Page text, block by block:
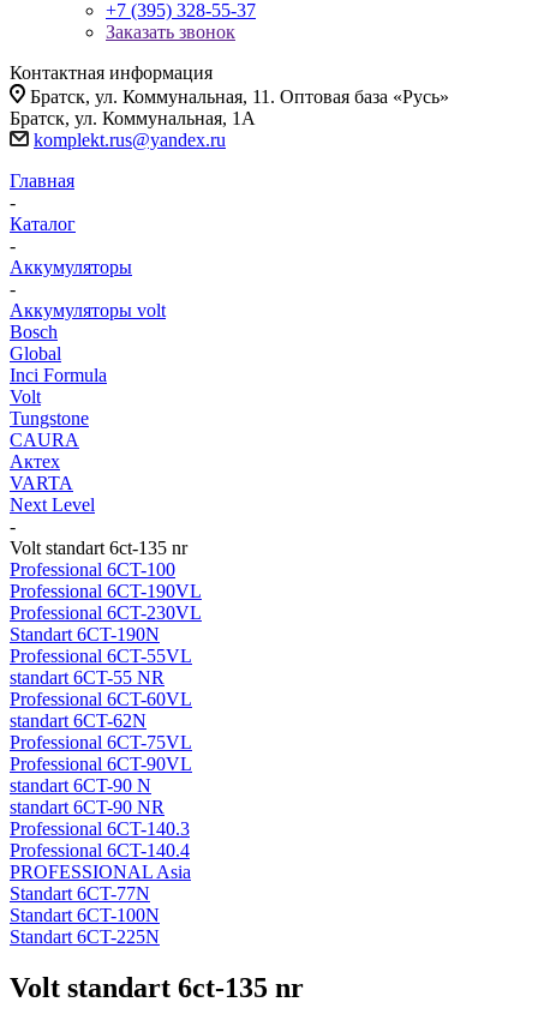
+7 (395) 328-55-37
Заказать звонок
Контактная информация
Братск, ул. Коммунальная, 11. Оптовая база «Русь»
Братск, ул. Коммунальная, 1А
komplekt.rus@yandex.ru
Главная
-
Каталог
-
Аккумуляторы
-
Аккумуляторы volt
Bosch
Global
Inci Formula
Volt
Tungstone
CAURA
Актех
VARTA
Next Level
-
Volt standart 6ct-135 nr
Professional 6CT-100
Professional 6CT-190VL
Professional 6CT-230VL
Standart 6CT-190N
Professional 6CT-55VL
standart 6CT-55 NR
Professional 6CT-60VL
standart 6CT-62N
Professional 6CT-75VL
Professional 6CT-90VL
standart 6CT-90 N
standart 6CT-90 NR
Professional 6CT-140.3
Professional 6CT-140.4
PROFESSIONAL Asia
Standart 6CT-77N
Standart 6CT-100N
Standart 6CT-225N
Volt standart 6ct-135 nr